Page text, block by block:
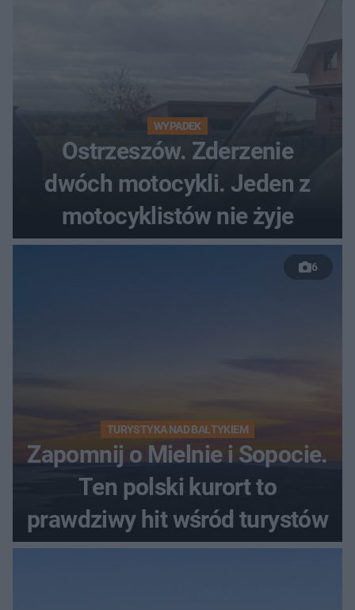
WYPADEK
Ostrzeszów. Zderzenie
dwóch motocykli. Jeden z
motocyklistów nie żyje
6
TURYSTYKA NAD BAŁTYKIEM
Zapomnij o Mielnie i Sopocie.
Ten polski kurort to
prawdziwy hit wśród turystów